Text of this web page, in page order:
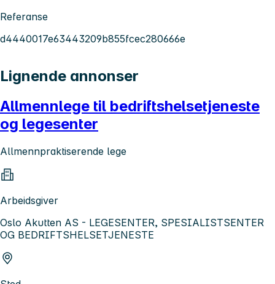
Referanse
d4440017e63443209b855fcec280666e
Lignende annonser
Allmennlege til bedriftshelsetjeneste
og legesenter
Allmennpraktiserende lege
Arbeidsgiver
Oslo Akutten AS - LEGESENTER, SPESIALISTSENTER
OG BEDRIFTSHELSETJENESTE